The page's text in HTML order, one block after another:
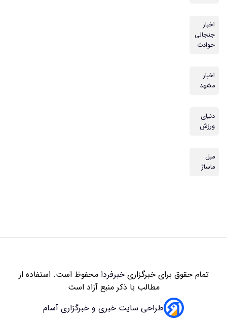
خبرفردامحفوظ است. استفاده از
با ذکر منبع آزاد است
خبری و خبرگزاری آسام